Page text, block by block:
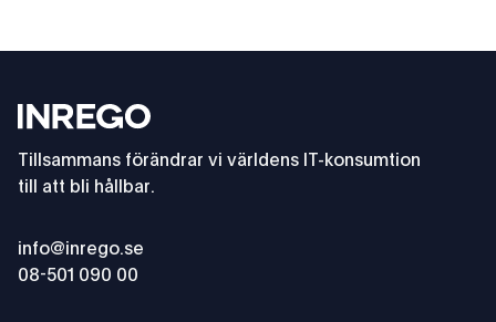
Högre IT-priser tvingar
2 juli 2026
Inrego
Tillsammans förändrar vi världens IT-konsumtion
till att bli hållbar.
info@inrego.se
08-501 090 00